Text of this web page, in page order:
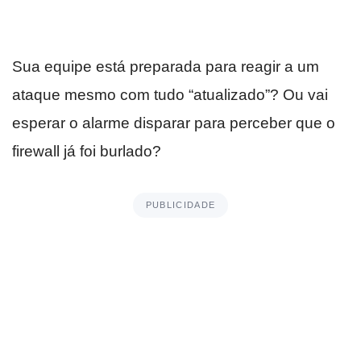
Sua equipe está preparada para reagir a um
ataque mesmo com tudo “atualizado”? Ou vai
esperar o alarme disparar para perceber que o
firewall já foi burlado?
PUBLICIDADE